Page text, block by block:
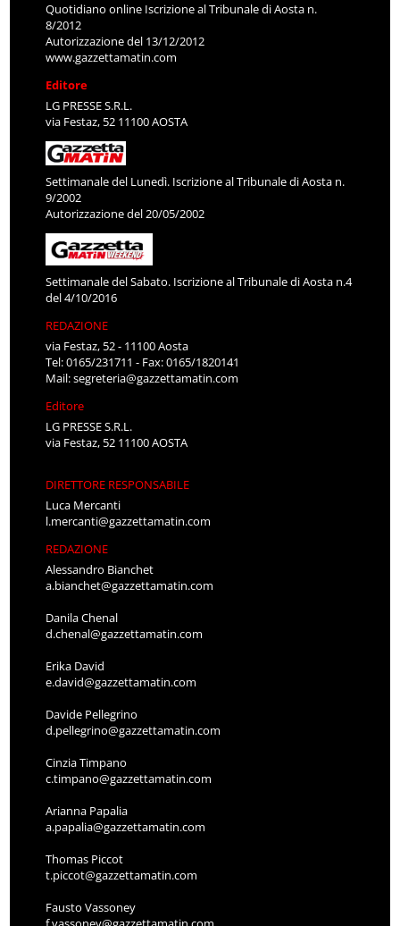
Quotidiano online Iscrizione al Tribunale di Aosta n.
8/2012
Autorizzazione del 13/12/2012
www.gazzettamatin.com
Editore
LG PRESSE S.R.L.
via Festaz, 52 11100 AOSTA
Settimanale del Lunedì. Iscrizione al Tribunale di Aosta n.
9/2002
Autorizzazione del 20/05/2002
Settimanale del Sabato. Iscrizione al Tribunale di Aosta n.4
del 4/10/2016
REDAZIONE
via Festaz, 52 - 11100 Aosta
Tel: 0165/231711 - Fax: 0165/1820141
Mail:segreteria@gazzettamatin.com
Editore
LG PRESSE S.R.L.
via Festaz, 52 11100 AOSTA
DIRETTORE RESPONSABILE
Luca Mercanti
l.mercanti@gazzettamatin.com
REDAZIONE
Alessandro Bianchet
a.bianchet@gazzettamatin.com
Danila Chenal
d.chenal@gazzettamatin.com
Erika David
e.david@gazzettamatin.com
Davide Pellegrino
d.pellegrino@gazzettamatin.com
Cinzia Timpano
c.timpano@gazzettamatin.com
Arianna Papalia
a.papalia@gazzettamatin.com
Thomas Piccot
t.piccot@gazzettamatin.com
Fausto Vassoney